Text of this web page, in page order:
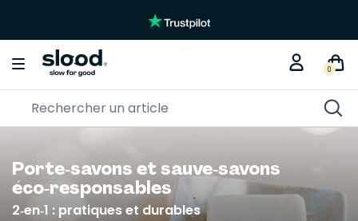
0
Porte‑savons et sauve‑savons
éco‑responsables
2‑en‑1 : pratiques et durables